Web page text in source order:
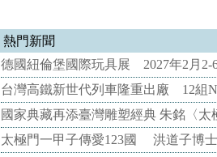
熱門新聞
德國紐倫堡國際玩具展 2027年2月2-
台灣高鐵新世代列車隆重出廠 12組
國家典藏再添臺灣雕塑經典 朱銘〈
太極門一甲子傳愛123國 洪道子博